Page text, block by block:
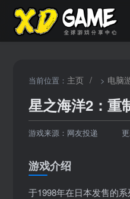
当前位置： 主页 / > 电脑
星之海洋2：重
游戏来源：网友投递
游戏介绍
于1998年在日本发售的